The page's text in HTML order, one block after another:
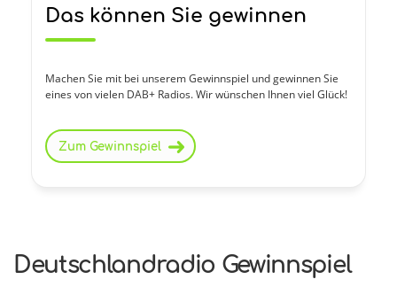
Das können Sie gewinnen
Machen Sie mit bei unserem Gewinnspiel und gewinnen Sie
eines von vielen DAB+ Radios. Wir wünschen Ihnen viel Glück!
Zum Gewinnspiel
Deutschlandradio Gewinnspiel